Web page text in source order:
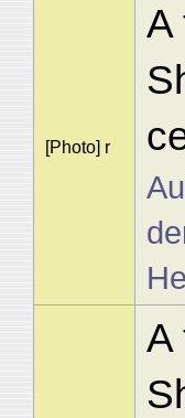
[Photo] r
A
A